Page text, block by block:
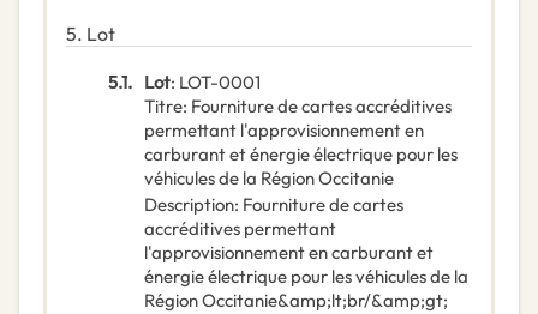
5. Lot
5.1. Lot: LOT-0001
Titre: Fourniture de cartes accréditives
permettant l'approvisionnement en
carburant et énergie électrique pour les
véhicules de la Région Occitanie
Description: Fourniture de cartes
accréditives permettant
l'approvisionnement en carburant et
énergie électrique pour les véhicules de la
Région Occitanie&amp;lt;br/&amp;gt;